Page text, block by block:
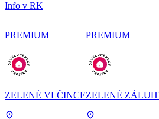
Info v RK
PREMIUM
ZELENÉ VLČINCE
PREMIUM
ZELENÉ